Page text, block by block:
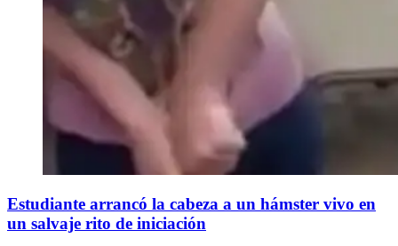
Estudiante arrancó la cabeza a un hámster vivo en
un salvaje rito de iniciación